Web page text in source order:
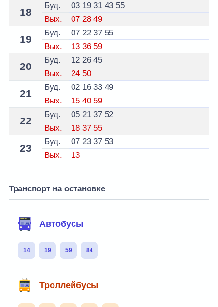
18
Буд. 03 19 31 43 55
Вых.
07 28 49
19
Буд. 07 22 37 55
Вых.
13 36 59
20
Буд. 12 26 45
Вых.
24 50
21
Буд. 02 16 33 49
Вых.
15 40 59
22
Буд. 05 21 37 52
Вых.
18 37 55
23
Буд. 07 23 37 53
Вых.
13
Транспорт на остановке
Автобусы
14 19 59 84
Троллейбусы